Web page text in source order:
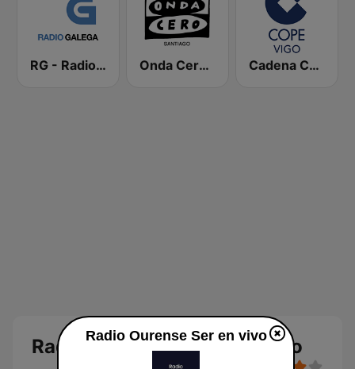
RG - Radio Galega Onda Cero Santiago Cadena COPE Vigo
Radio Ourense Ser en directo
Radio Ourense Ser en vivo